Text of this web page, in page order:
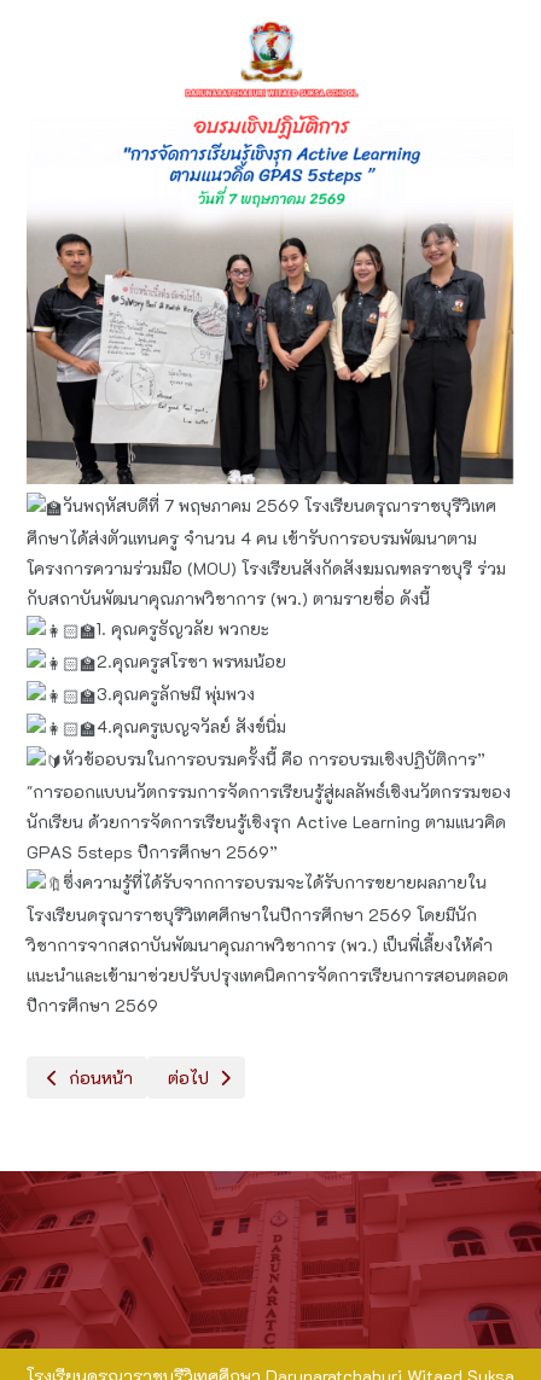
วันพฤหัสบดีที่ 7 พฤษภาคม 2569 โรงเรียนดรุณาราชบุรีวิเทศ
ศึกษาได้ส่งตัวแทนครู จำนวน 4 คน เข้ารับการอบรมพัฒนาตาม
โครงการความร่วมมือ (MOU) โรงเรียนสังกัดสังฆมณฑลราชบุรี ร่วม
กับสถาบันพัฒนาคุณภาพวิชาการ (พว.) ตามรายชื่อ ดังนี้
1. คุณครูธัญวลัย พวกยะ
2.คุณครูสโรชา พรหมน้อย
3.คุณครูลักษมี พุ่มพวง
4.คุณครูเบญจวัลย์ สังข์นิ่ม
หัวข้ออบรมในการอบรมครั้งนี้ คือ การอบรมเชิงปฏิบัติการ”
"การออกแบบนวัตกรรมการจัดการเรียนรู้สู่ผลลัพธ์เชิงนวัตกรรมของ
นักเรียน ด้วยการจัดการเรียนรู้เชิงรุก Active Learning ตามแนวคิด
GPAS 5steps ปีการศึกษา 2569”
ซึ่งความรู้ที่ได้รับจากการอบรมจะได้รับการขยายผลภายใน
โรงเรียนดรุณาราชบุรีวิเทศศึกษาในปีการศึกษา 2569 โดยมีนัก
วิชาการจากสถาบันพัฒนาคุณภาพวิชาการ (พว.) เป็นพี่เลี้ยงให้คำ
แนะนำและเข้ามาช่วยปรับปรุงเทคนิคการจัดการเรียนการสอนตลอด
ปีการศึกษา 2569
เนื้อหาก่อนหน้า: อบรมเพื่อเตรียมความพร้อมก่อนเปิดปีการศึกษา
ก่อนหน้า เนื้อหาถัดไป: อบรมครูผู้รับผิดชอบงานด้านอาหาร
ต่อไป